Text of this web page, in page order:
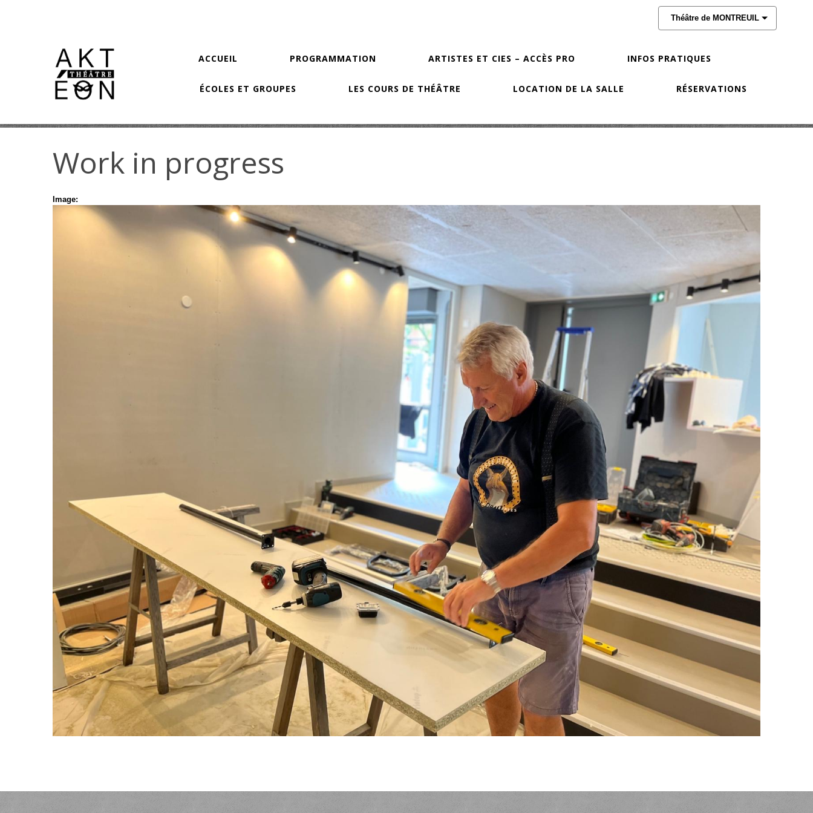
Théâtre de MONTREUIL
ACCUEIL PROGRAMMATION ARTISTES ET CIES – ACCÈS PRO INFOS PRATIQUES
ÉCOLES ET GROUPES LES COURS DE THÉÂTRE LOCATION DE LA SALLE RÉSERVATIONS
Work in progress
Image: